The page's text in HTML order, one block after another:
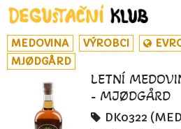
MEDOVINA VÝROBCI
MJØDGÅRD
LETNÍ
- MJØDGÅRD
DK0322